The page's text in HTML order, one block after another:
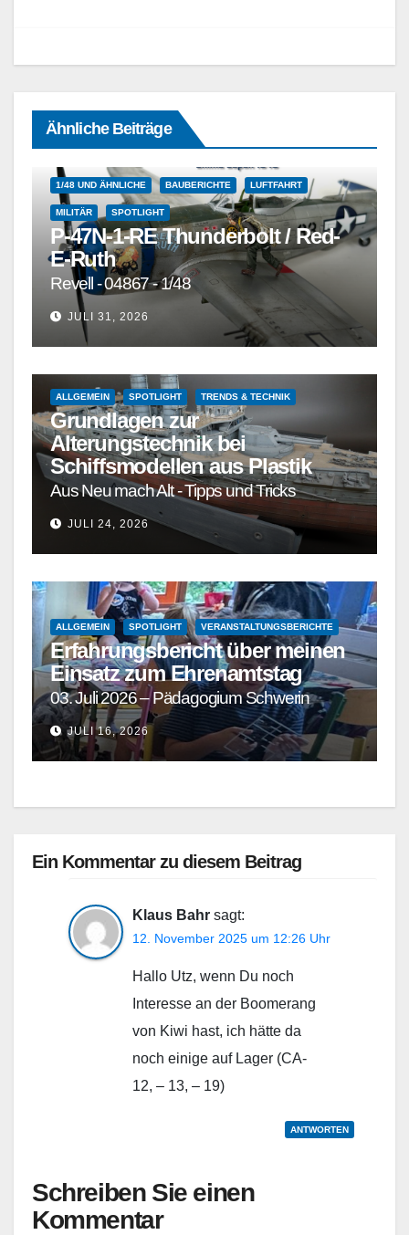
Ähnliche Beiträge
1/48 UND ÄHNLICHE BAUBERICHTE LUFTFAHRT
MILITÄR SPOTLIGHT
P-47N-1-RE Thunderbolt / Red-
E-Ruth
Revell - 04867 - 1/48
JULI 31, 2026
ALLGEMEIN SPOTLIGHT TRENDS & TECHNIK
Grundlagen zur
Alterungstechnik bei
Schiffsmodellen aus Plastik
Aus Neu mach Alt - Tipps und Tricks
JULI 24, 2026
ALLGEMEIN SPOTLIGHT VERANSTALTUNGSBERICHTE
Erfahrungsbericht über meinen
Einsatz zum Ehrenamtstag
03. Juli 2026 – Pädagogium Schwerin
JULI 16, 2026
Ein Kommentar zu diesem Beitrag
Klaus Bahr sagt:
12. November 2025 um 12:26 Uhr
Hallo Utz, wenn Du noch
Interesse an der Boomerang
von Kiwi hast, ich hätte da
noch einige auf Lager (CA-
12, – 13, – 19)
ANTWORTEN
Schreiben Sie einen
Kommentar